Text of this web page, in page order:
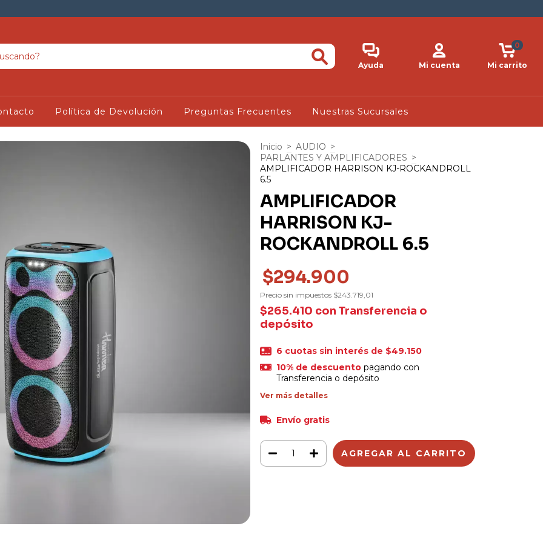
Ayuda Mi cuenta Mi carrito
0
Política de Devolución Preguntas Frecuentes Nuestras Sucursales
Inicio > AUDIO >
PARLANTES Y AMPLIFICADORES >
AMPLIFICADOR HARRISON KJ-ROCKANDROLL
6.5
AMPLIFICADOR
HARRISON KJ-
ROCKANDROLL 6.5
$294.900
Precio sin impuestos $243.719,01
$265.410 con Transferencia o
depósito
6 cuotas sin interés de $49.150
10% de descuentopagando con
Transferencia o depósito
Ver más detalles
Envío gratis